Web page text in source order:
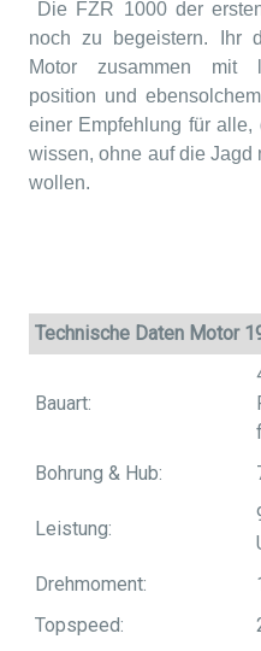
Die FZR 1000 der
noch zu begeistern. Ihr
Motor zusammen mit
position und
einer Empfehlung für
wissen, ohne auf die Jagd
wollen.
Technische Daten Motor
Bauart:
Bohrung & Hub:
Leistung:
Drehmoment:
Topspeed: